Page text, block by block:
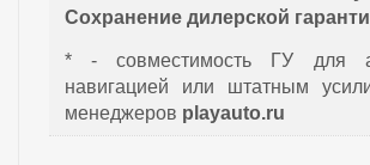
Сохранение дилерской
* - совместимость ГУ для
навигацией или штатным
менеджеров playauto.ru